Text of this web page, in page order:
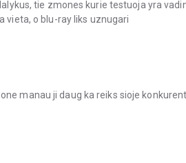
tie zmones kurie testuoja yra
vieta, o blu-ray liks uznugari
manau ji daug ka reiks sioje